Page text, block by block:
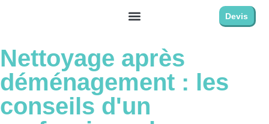
Devis
Nettoyage après
déménagement : les
conseils d'un